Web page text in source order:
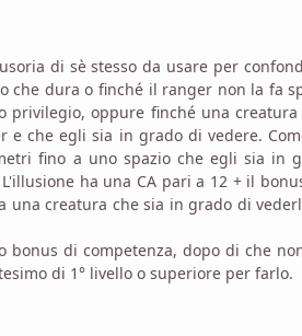
di sè stesso da usare per
che dura o finché il ranger non la fa
privilegio, oppure finché una
che egli sia in grado di vedere.
fino a uno spazio che egli sia in
ha una CA pari a 12 + il
creatura che sia in grado di
di competenza, dopo di che
di 1° livello o superiore per farlo.